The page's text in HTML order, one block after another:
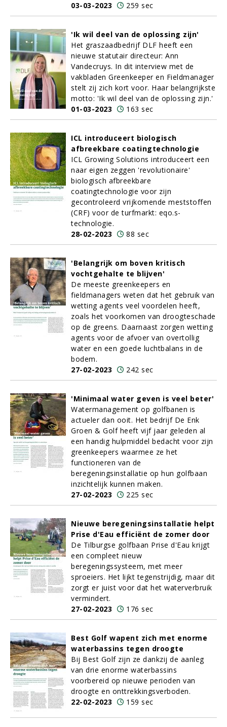
03-03-2023
259 sec
'Ik wil deel van de oplossing zijn'
Het graszaadbedrijf DLF heeft een
nieuwe statutair directeur: Ann
Vandecruys. In dit interview met de
vakbladen Greenkeeper en Fieldmanager
stelt zij zich kort voor. Haar belangrijkste
motto: 'Ik wil deel van de oplossing zijn.'
01-03-2023
163 sec
ICL introduceert biologisch
afbreekbare coatingtechnologie
ICL Growing Solutions introduceert een
naar eigen zeggen 'revolutionaire'
biologisch afbreekbare
coatingtechnologie voor zijn
gecontroleerd vrijkomende meststoffen
(CRF) voor de turfmarkt: eqo.s-
technologie.
28-02-2023
88 sec
'Belangrijk om boven kritisch
vochtgehalte te blijven'
De meeste greenkeepers en
fieldmanagers weten dat het gebruik van
wetting agents veel voordelen heeft,
zoals het voorkomen van droogteschade
op de greens. Daarnaast zorgen wetting
agents voor de afvoer van overtollig
water en een goede luchtbalans in de
bodem.
27-02-2023
242 sec
'Minimaal water geven is veel beter'
Watermanagement op golfbanen is
actueler dan ooit. Het bedrijf De Enk
Groen & Golf heeft vijf jaar geleden al
een handig hulpmiddel bedacht voor zijn
greenkeepers waarmee ze het
functioneren van de
beregeningsinstallatie op hun golfbaan
inzichtelijk kunnen maken.
27-02-2023
225 sec
Nieuwe beregeningsinstallatie helpt
Prise d'Eau efficiënt de zomer door
De Tilburgse golfbaan Prise d'Eau krijgt
een compleet nieuw
beregeningssysteem, met meer
sproeiers. Het lijkt tegenstrijdig, maar dit
zorgt er juist voor dat het waterverbruik
vermindert.
27-02-2023
176 sec
Best Golf wapent zich met enorme
waterbassins tegen droogte
Bij Best Golf zijn ze dankzij de aanleg
van drie enorme waterbassins
voorbereid op nieuwe perioden van
droogte en onttrekkingsverboden.
22-02-2023
159 sec